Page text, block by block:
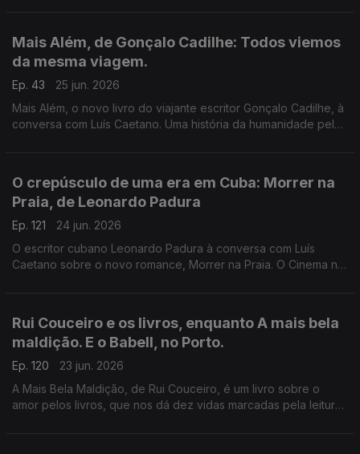
Mais Além, de Gonçalo Cadilhe: Todos viemos
da mesma viagem.
Ep. 43
25 jun. 2026
Mais Além, o novo livro do viajante escritor Gonçalo Cadilhe, à
conversa com Luís Caetano. Uma história da humanidade pela
O crepúsculo de uma era em Cuba: Morrer na
Praia, de Leonardo Padura
Ep. 121
24 jun. 2026
O escritor cubano Leonardo Padura à conversa com Luís
Caetano sobre o novo romance, Morrer na Praia. O Cinema n'A
Rui Couceiro e os livros, enquanto A mais bela
maldição. E o Babell, no Porto.
Ep. 120
23 jun. 2026
A Mais Bela Maldição, de Rui Couceiro, é um livro sobre o
amor pelos livros, que nos dá dez vidas marcadas pela leitura